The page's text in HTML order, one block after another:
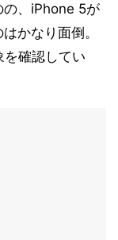
の、iPhone 5が
かなり面倒。
確認してい